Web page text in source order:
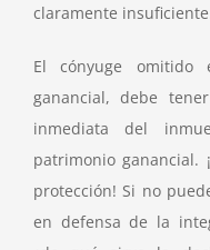
claramente
El cónyuge
ganancial, debe
inmediata del
patrimonio ganancial.
protección! Si no
en defensa de la